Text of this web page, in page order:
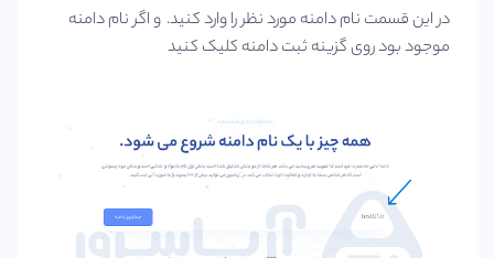
در این قسمت نام دامنه مورد نظر را وارد کنید. و اگر نام دامنه
موجود بود روی گزینه ثبت دامنه کلیک کنید